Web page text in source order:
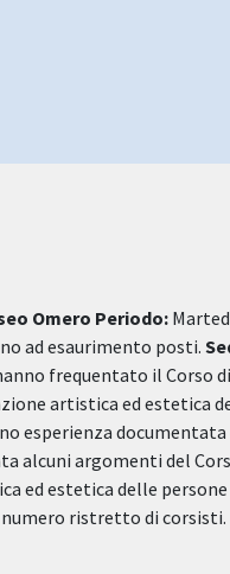
Omero Periodo:
ad esaurimento posti.
frequentato il Corso
artistica ed estetica
esperienza
alcuni argomenti del
ed estetica delle
ristretto di corsisti.